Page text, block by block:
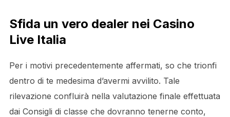
Sfida un vero dealer nei Casino
Live Italia
Per i motivi precedentemente affermati, so che trionfi
dentro di te medesima d’avermi avvilito. Tale
rilevazione confluirà nella valutazione finale effettuata
dai Consigli di classe che dovranno tenerne conto,